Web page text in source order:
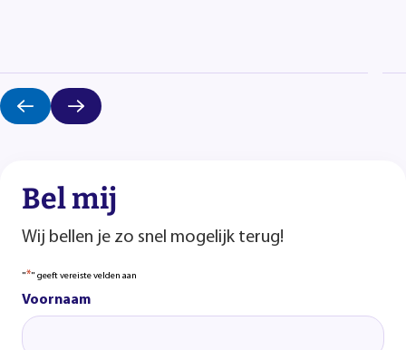
Bel mij
Wij bellen je zo snel mogelijk terug!
"*" geeft vereiste velden aan
Voornaam